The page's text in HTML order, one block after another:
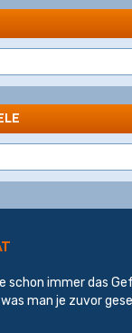
schon immer das
man je zuvor